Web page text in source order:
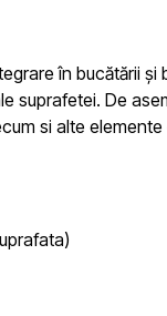
în bucătării
suprafetei. De
si alte